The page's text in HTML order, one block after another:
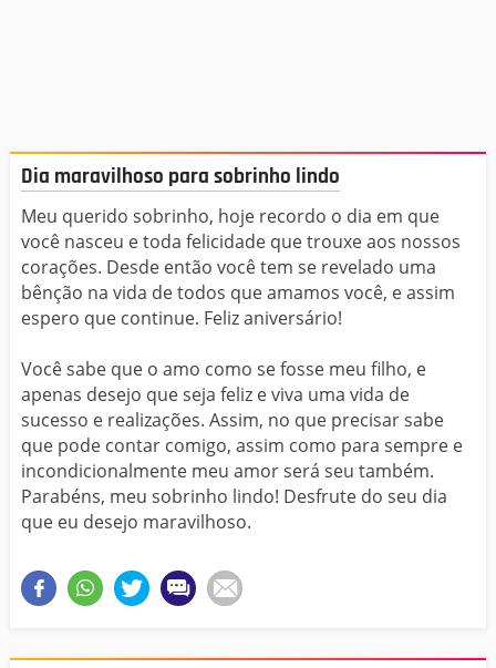
Dia maravilhoso para sobrinho lindo
Meu querido sobrinho, hoje recordo o dia em que
você nasceu e toda felicidade que trouxe aos nossos
corações. Desde então você tem se revelado uma
bênção na vida de todos que amamos você, e assim
espero que continue. Feliz aniversário!
Você sabe que o amo como se fosse meu filho, e
apenas desejo que seja feliz e viva uma vida de
sucesso e realizações. Assim, no que precisar sabe
que pode contar comigo, assim como para sempre e
incondicionalmente meu amor será seu também.
Parabéns, meu sobrinho lindo! Desfrute do seu dia
que eu desejo maravilhoso.